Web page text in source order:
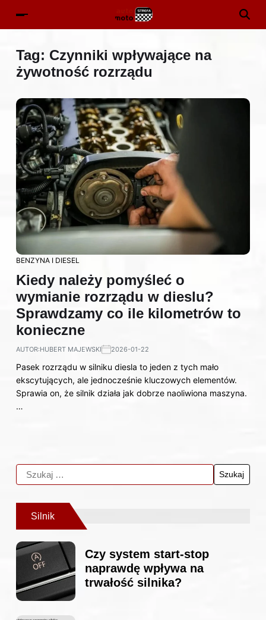
Tag: Czynniki wpływające na
żywotność rozrządu
BENZYNA I DIESEL
Kiedy należy pomyśleć o
wymianie rozrządu w dieslu?
Sprawdzamy co ile kilometrów to
konieczne
AUTOR:HUBERT MAJEWSKI 2026-01-22
Pasek rozrządu w silniku diesla to jeden z tych mało
ekscytujących, ale jednocześnie kluczowych elementów.
Sprawia on, że silnik działa jak dobrze naoliwiona maszyna.
…
Silnik
Czy system start-stop
naprawdę wpływa na
trwałość silnika?